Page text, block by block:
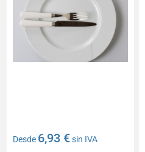
Desde 6,93 €sin IVA